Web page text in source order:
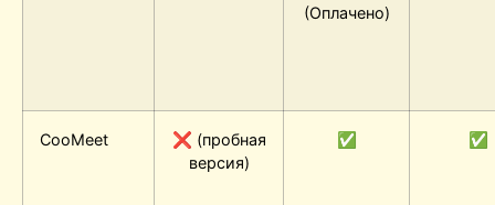
(Оплачено)
CooMeet
❌ (пробная
версия)
✅ ✅